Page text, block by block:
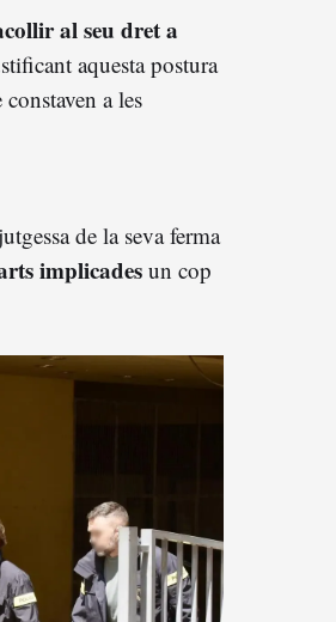
al seu dret a
aquesta postura
a les
de la seva ferma
implicades un cop